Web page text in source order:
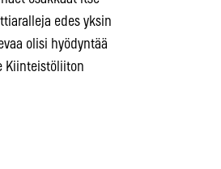
edes yksin
olisi hyödyntää
Kiinteistöliiton